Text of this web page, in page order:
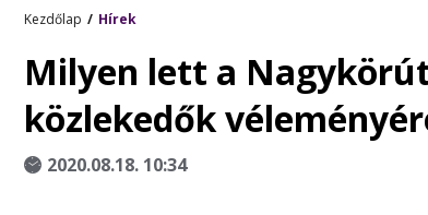
Kezdőlap Hírek
Milyen lett a
közlekedők
2020.08.18. 10:34